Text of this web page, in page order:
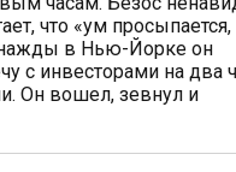
что «ум просыпается,
в Нью-Йорке он
с инвесторами на два
Он вошел, зевнул и
два часа десятью